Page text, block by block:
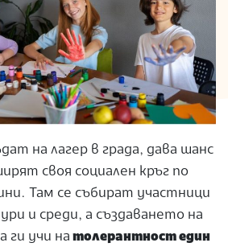
на лагер в града, дава шанс
своя социален кръг по
Там се събират участници
и среди, а създаването на
ги учи на толерантност един